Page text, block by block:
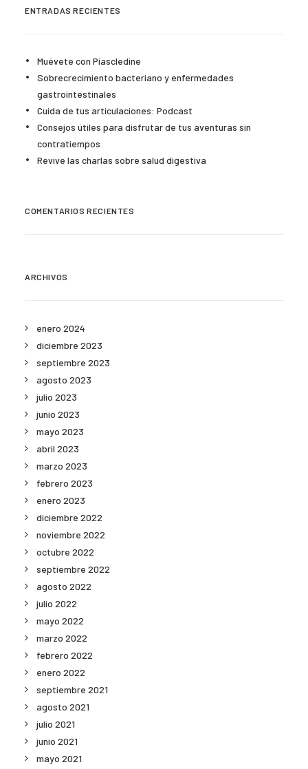
ENTRADAS RECIENTES
Muévete con Piascledine
Sobrecrecimiento bacteriano y enfermedades
gastrointestinales
Cuida de tus articulaciones: Podcast
Consejos útiles para disfrutar de tus aventuras sin
contratiempos
Revive las charlas sobre salud digestiva
COMENTARIOS RECIENTES
ARCHIVOS
enero 2024
diciembre 2023
septiembre 2023
agosto 2023
julio 2023
junio 2023
mayo 2023
abril 2023
marzo 2023
febrero 2023
enero 2023
diciembre 2022
noviembre 2022
octubre 2022
septiembre 2022
agosto 2022
julio 2022
mayo 2022
marzo 2022
febrero 2022
enero 2022
septiembre 2021
agosto 2021
julio 2021
junio 2021
mayo 2021